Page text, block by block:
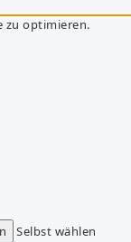
zu optimieren.
Selbst wählen